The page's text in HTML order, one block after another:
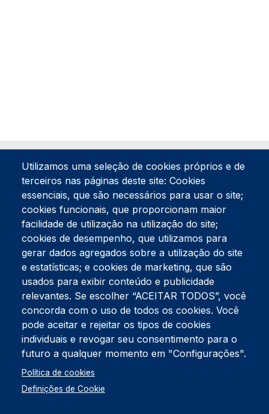
Tel:234 390 100Fax:234 390 100
Endereço Postal
Apartado 42
Rua Gil Eanes 31
3834-908 Gafanha da Nazaré
Estúdios
Rua Prior Guerra
Edifício do Centro Cultural da Gafanha da Nazaré
3830-556 Gafanha da Nazaré
Rodapé
Cookies
Política de Privacidade
Utilizamos uma seleção de cookies próprios e de
terceiros nas páginas deste site: Cookies
essenciais, que são necessários para usar o site;
cookies funcionais, que proporcionam maior
facilidade de utilização na utilização do site;
cookies de desempenho, que utilizamos para
gerar dados agregados sobre a utilização do site
e estatísticas; e cookies de marketing, que são
usados para exibir conteúdo e publicidade
relevantes. Se escolher “ACEITAR TODOS”, você
concorda com o uso de todos os cookies. Você
pode aceitar e rejeitar os tipos de cookies
individuais e revogar seu consentimento para o
futuro a qualquer momento em "Configurações".
Política de cookies
Definições de Cookie